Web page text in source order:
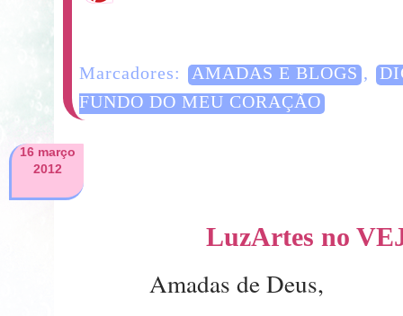
Marcadores: AMADAS E BLOGS ,
FUNDO DO MEU CORAÇÃO
16 março
2012
LuzArtes no
Amadas de Deus,